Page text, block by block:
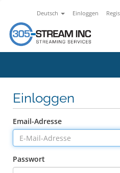
Deutsch Einloggen
Einloggen
Email-Adresse
Passwort